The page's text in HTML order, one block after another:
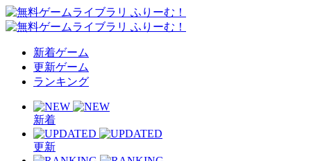
新着ゲーム
更新ゲーム
ランキング
新着
更新